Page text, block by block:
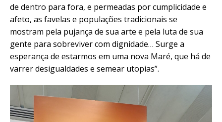
de dentro para fora, e permeadas por cumplicidade e
afeto, as favelas e populações tradicionais se
mostram pela pujança de sua arte e pela luta de sua
gente para sobreviver com dignidade… Surge a
esperança de estarmos em uma nova Maré, que há de
varrer desigualdades e semear utopias”.